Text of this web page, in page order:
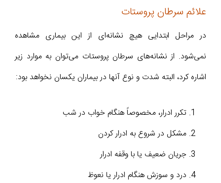
علائم سرطان پروستات
در مراحل ابتدایی هیچ نشانه‌ای از این بیماری مشاهده
نمی‌شود. از نشانه‌های سرطان پروستات می‌توان به موارد زیر
اشاره کرد، البته شدت و نوع آنها در بیماران یکسان نخواهد بود:
تکرر ادرار، مخصوصاً هنگام خواب در شب
مشکل در شروع به ادرار کردن
جریان ضعیف یا با وقفه ادرار
درد و سوزش هنگام ادرار یا نعوظ